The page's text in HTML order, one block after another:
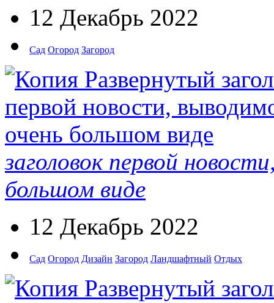
12 Декабрь 2022
Сад Огород Загород
заголовок первой
большом виде
12 Декабрь 2022
Сад Огород Дизайн Загород Ландшафтный Отдых